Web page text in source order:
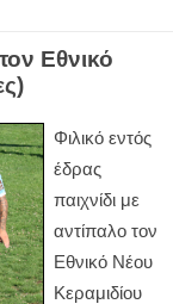
Εθνικό
Φιλικό εντός
έδρας
παιχνίδι με
αντίπαλο τον
Εθνικό Νέου
Κεραμιδίου